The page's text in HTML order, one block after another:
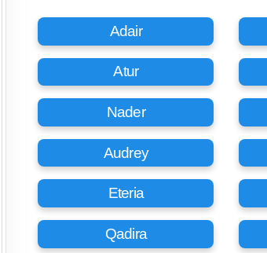
Adair
Atur
Nader
Audrey
Eteria
Qadira